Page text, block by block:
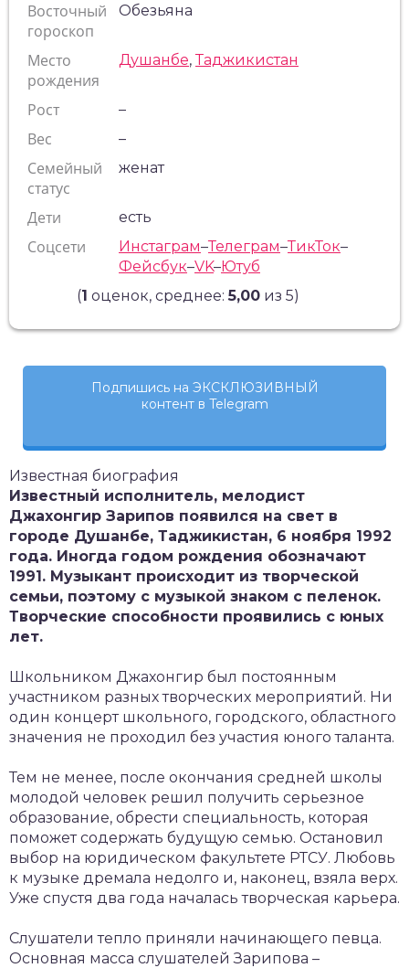
Восточный
гороскоп
Обезьяна
Место
рождения
Душанбе,Таджикистан
Рост –
Вес –
Семейный
статус
женат
Дети есть
Соцсети Инстаграм–Телеграм–ТикТок–
Фейсбук–VK–Ютуб
(1 оценок, среднее:5,00 из 5)
Подпишись на ЭКСКЛЮЗИВНЫЙ
контент в Telegram
Известная биография
Известный исполнитель, мелодист
Джахонгир Зарипов появился на свет в
городе Душанбе, Таджикистан, 6 ноября 1992
года. Иногда годом рождения обозначают
1991. Музыкант происходит из творческой
семьи, поэтому с музыкой знаком с пеленок.
Творческие способности проявились с юных
лет.
Школьником Джахонгир был постоянным
участником разных творческих мероприятий. Ни
один концерт школьного, городского, областного
значения не проходил без участия юного таланта.
Тем не менее, после окончания средней школы
молодой человек решил получить серьезное
образование, обрести специальность, которая
поможет содержать будущую семью. Остановил
выбор на юридическом факультете РТСУ. Любовь
к музыке дремала недолго и, наконец, взяла верх.
Уже спустя два года началась творческая карьера.
Слушатели тепло приняли начинающего певца.
Основная масса слушателей Зарипова –